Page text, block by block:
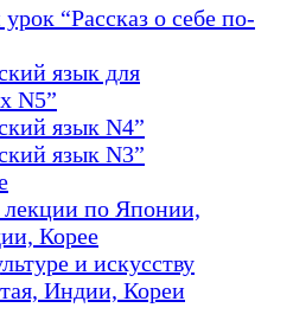
“Рассказ о себе по-
язык для
N5”
язык N4”
язык N3”
лекции по Японии,
Корее
и искусству
Индии, Кореи